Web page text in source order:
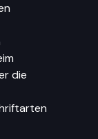
die